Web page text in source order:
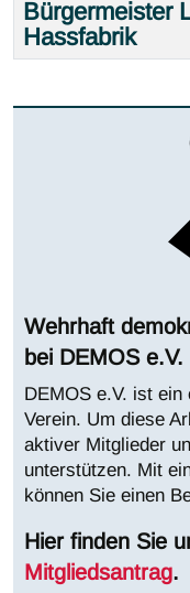
Bürgermeister
Hassfabrik
Wehrhaft
bei DEMOS e.V.
DEMOS e.V. ist
Verein. Um diese
aktiver Mitglieder
unterstützen. Mit
können Sie einen
Hier finden Sie
Mitgliedsantrag.